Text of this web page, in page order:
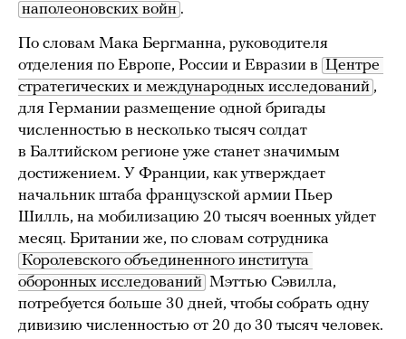
наполеоновских войн .
По словам Мака Бергманна, руководителя
отделения по Европе, России и Евразии в Центре
стратегических и международных исследований ,
для Германии размещение одной бригады
численностью в несколько тысяч солдат
в Балтийском регионе уже станет значимым
достижением. У Франции, как утверждает
начальник штаба французской армии Пьер
Шилль, на мобилизацию 20 тысяч военных уйдет
месяц. Британии же, по словам сотрудника
Королевского объединенного института
оборонных исследований Мэттью Сэвилла,
потребуется больше 30 дней, чтобы собрать одну
дивизию численностью от 20 до 30 тысяч человек.